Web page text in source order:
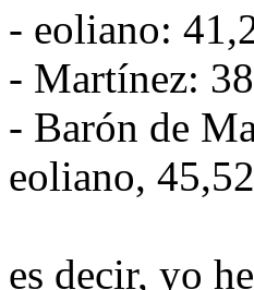
- eoliano:
- Martínez:
- Barón de
eoliano,
es decir, yo